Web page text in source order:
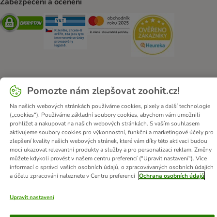
Security Security Security
O zoohit Kariéra Firemní webové stránky
Impressum
Všeobecné obchodní podmínky
Zde odstoupit od smlouvy
Zákon o digitálních službách
Likvidace baterií
Kontakt
Poštovné a dodací termín
Způsoby platby
Partnerský program
Ochrana osobních údajů
Ochrana osobních údajů
Prohlášení o přístupnosti
© zooplus SE2026
Pomozte nám zlepšovat zoohit.cz!
Na našich webových stránkách používáme cookies, pixely a další technologie
(„cookies“). Používáme základní soubory cookies, abychom vám umožnili
prohlížet a nakupovat na našich webových stránkách. S vaším souhlasem
aktivujeme soubory cookies pro výkonnostní, funkční a marketingové účely pro
zlepšení kvality našich webových stránek, které vám díky této aktivaci budou
moci ukazovat relevantní produkty a služby a pro personalizaci reklam. Změny
můžete kdykoli provést v našem centru preferencí ("Upravit nastavení"). Více
informací o správci vašich osobních údajů, o zpracovávaných osobních údajích
a účelu zpracování naleznete v Centru preferencí Ochrana osobních údajů
Upravit nastavení